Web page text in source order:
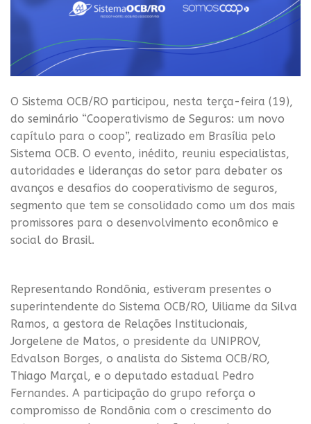
O Sistema OCB/RO participou, nesta terça-feira (19),
do seminário “Cooperativismo de Seguros: um novo
capítulo para o coop”, realizado em Brasília pelo
Sistema OCB. O evento, inédito, reuniu especialistas,
autoridades e lideranças do setor para debater os
avanços e desafios do cooperativismo de seguros,
segmento que tem se consolidado como um dos mais
promissores para o desenvolvimento econômico e
social do Brasil.
Representando Rondônia, estiveram presentes o
superintendente do Sistema OCB/RO, Uiliame da Silva
Ramos, a gestora de Relações Institucionais,
Jorgelene de Matos, o presidente da UNIPROV,
Edvalson Borges, o analista do Sistema OCB/RO,
Thiago Marçal, e o deputado estadual Pedro
Fernandes. A participação do grupo reforça o
compromisso de Rondônia com o crescimento do